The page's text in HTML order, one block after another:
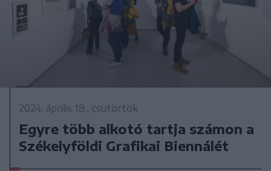
2024. április 18., csütörtök
Egyre több alkotó tartja számon a
Székelyföldi Grafikai Biennálét